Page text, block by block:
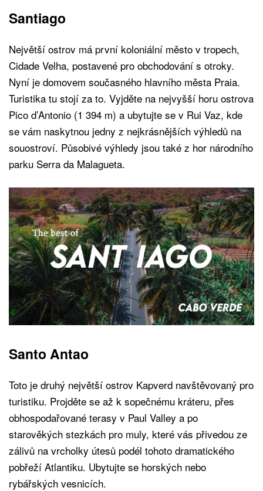
Santiago
Největší ostrov má první koloniální město v tropech,
Cidade Velha, postavené pro obchodování s otroky.
Nyní je domovem současného hlavního města Praia.
Turistika tu stojí za to. Vyjděte na nejvyšší horu ostrova
Pico d’Antonio (1 394 m) a ubytujte se v Rui Vaz, kde
se vám naskytnou jedny z nejkrásnějších výhledů na
souostroví. Působivé výhledy jsou také z hor národního
parku Serra da Malagueta.
Santo Antao
Toto je druhý největší ostrov Kapverd navštěvovaný pro
turistiku. Projděte se až k sopečnému kráteru, přes
obhospodařované terasy v Paul Valley a po
starověkých stezkách pro muly, které vás přivedou ze
zálivů na vrcholky útesů podél tohoto dramatického
pobřeží Atlantiku. Ubytujte se horských nebo
rybářských vesnicích.